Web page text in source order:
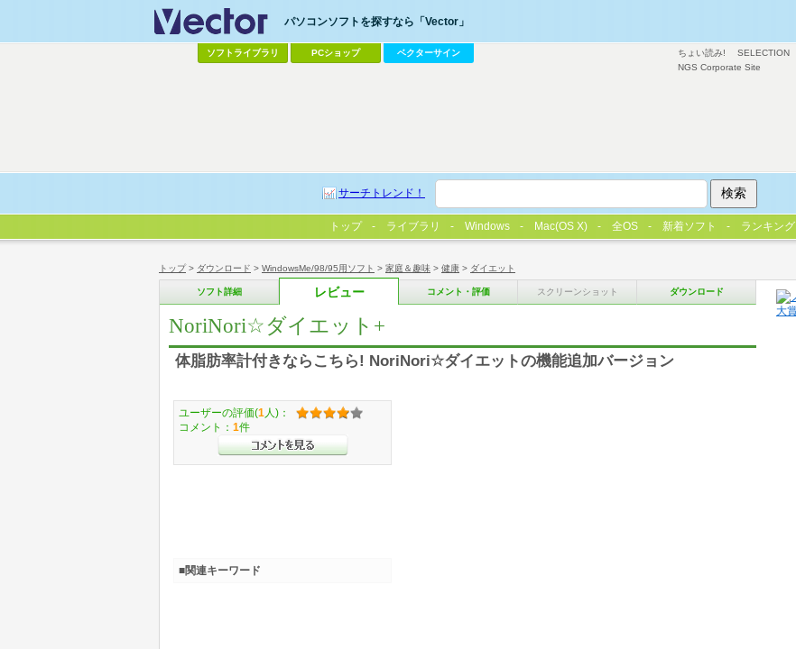
トップ> ダウンロード > WindowsMe/98/95用ソフト > 家庭＆趣味 > 健康 > ダイエット
ソフト詳細 レビュー コメント・評価 スクリーンショット ダウンロード
NoriNori☆ダイエット+
体脂肪率計付きならこちら! NoriNori☆ダイエットの機能追加バージョン
ユーザーの評価(1 人)：
コメント： 1件
■関連キーワード
ちょい読み! SELECTION
NGS Corporate Site
パソコンソフトを探すなら「Vector」
ソフトライブラリ PCショップ ベクターサイン
サーチトレンド！
トップ ライブラリ Windows Mac(OS X) 全OS 新着ソフト ランキング